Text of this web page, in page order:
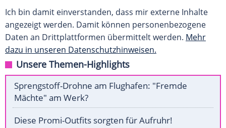
Ich bin damit einverstanden, dass mir externe Inhalte
angezeigt werden. Damit können personenbezogene
Daten an Drittplattformen übermittelt werden. Mehr
dazu in unseren Datenschutzhinweisen.
Unsere Themen-Highlights
Sprengstoff-Drohne am Flughafen: "Fremde
Mächte" am Werk?
Diese Promi-Outfits sorgten für Aufruhr!